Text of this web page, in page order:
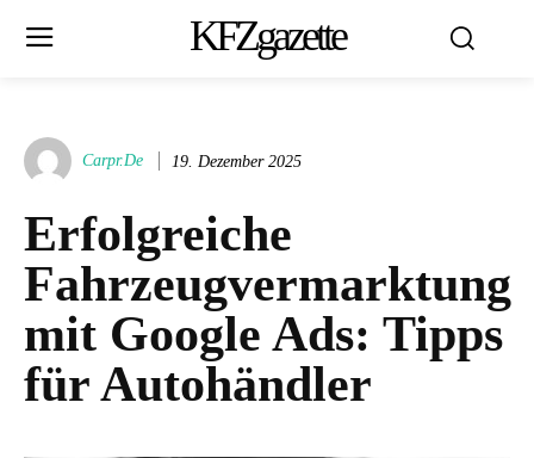
KFZgazette
Carpr.de 19. Dezember 2025
Erfolgreiche
Fahrzeugvermarktung
mit Google Ads: Tipps
für Autohändler